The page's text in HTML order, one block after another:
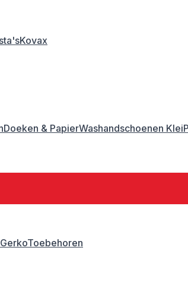
Kovax
Doeken & PapierWashandschoenen Klei
GerkoToebehoren